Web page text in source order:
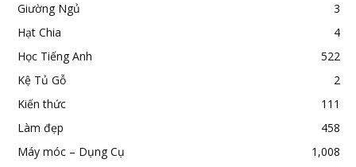
Giường Ngủ
3
Hạt Chia
4
Học Tiếng Anh
522
Kệ Tủ Gỗ
2
Kiến thức
111
Làm đẹp
458
Máy móc – Dụng Cụ
1,008